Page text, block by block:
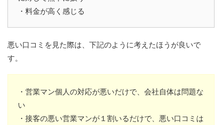
・料金が高く感じる
悪い口コミを見た際は、下記のように考えたほうが良いで
す。
・営業マン個人の対応が悪いだけで、会社自体は問題な
い
・接客の悪い営業マンが１割いるだけで、悪い口コミは